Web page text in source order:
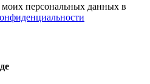
моих персональных данных в